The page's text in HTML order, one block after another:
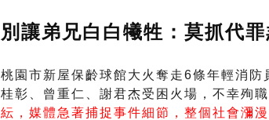
別讓弟兄白白犧牲：莫抓代
桃園市新屋保齡球館大火奪走6條年輕消
桂彰、曾重仁、謝君杰受困火場，不幸殉職
紜，媒體急著捕捉事件細節，整個社會瀰